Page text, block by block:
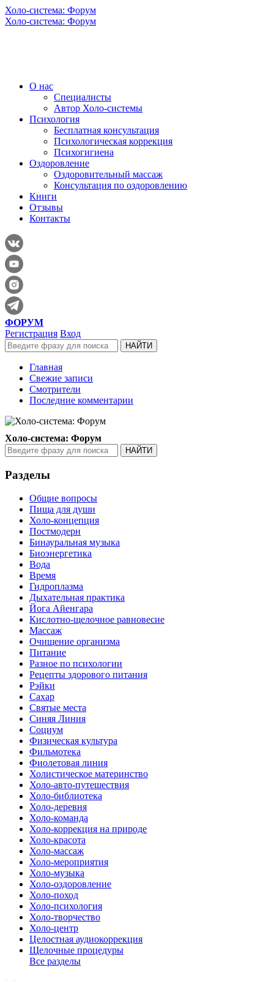
Холо-система: Форум
Холо-система: Форум
О нас
Специалисты
Автор Холо-системы
Психология
Бесплатная консультация
Психологическая коррекция
Психогигиена
Оздоровление
Оздоровительный массаж
Консультация по оздоровлению
Книги
Отзывы
Контакты
ФОРУМ
Регистрация Вход
Главная
Свежие записи
Смотрители
Последние комментарии
Холо-система: Форум
Разделы
Общие вопросы
Пища для души
Холо-концепция
Постмодерн
Бинауральная музыка
Биоэнергетика
Вода
Время
Гидроплазма
Дыхательная практика
Йога Айенгара
Кислотно-щелочное равновесие
Массаж
Очищение организма
Питание
Разное по психологии
Рецепты здорового питания
Рэйки
Сахар
Святые места
Синяя Линия
Социум
Физическая культура
Фильмотека
Фиолетовая линия
Холистическое материнство
Холо-авто-путешествия
Холо-библиотека
Холо-деревня
Холо-команда
Холо-коррекция на природе
Холо-красота
Холо-массаж
Холо-мероприятия
Холо-музыка
Холо-оздоровление
Холо-поход
Холо-психология
Холо-творчество
Холо-центр
Целостная аудиокоррекция
Щелочные процедуры
Все разделы